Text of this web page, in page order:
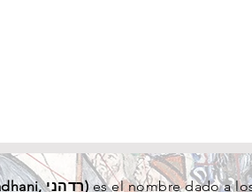
, Radhani, רדהני)es el nombre dado a